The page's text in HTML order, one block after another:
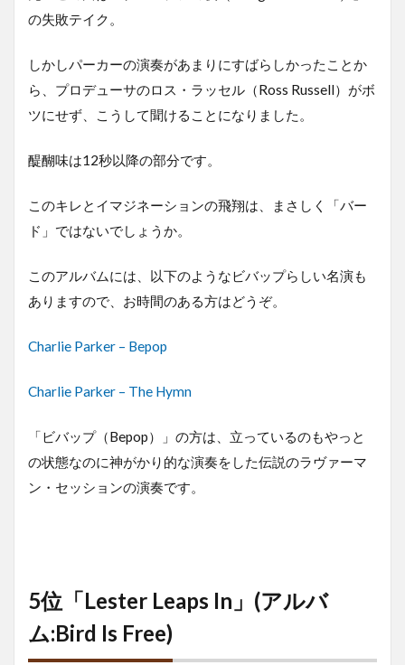
の失敗テイク。
しかしパーカーの演奏があまりにすばらしかったことか
ら、プロデューサのロス・ラッセル（Ross Russell）がボ
ツにせず、こうして聞けることになりました。
醍醐味は12秒以降の部分です。
このキレとイマジネーションの飛翔は、まさしく「バー
ド」ではないでしょうか。
このアルバムには、以下のようなビバップらしい名演も
ありますので、お時間のある方はどうぞ。
Charlie Parker – Bepop
Charlie Parker – The Hymn
「ビバップ（Bepop）」の方は、立っているのもやっと
の状態なのに神がかり的な演奏をした伝説のラヴァーマ
ン・セッションの演奏です。
5位「Lester Leaps In」(アルバ
ム:Bird Is Free)